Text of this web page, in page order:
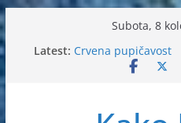
Skip
to
Subota, 8
Latest: Crvena pupičavost
Čir na želucu –
Liječenje